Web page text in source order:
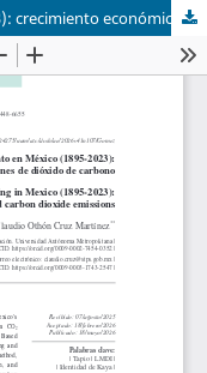
Desacoplamiento en México (1895-2023): crecimiento económico y emisiones de dióxido de carbono